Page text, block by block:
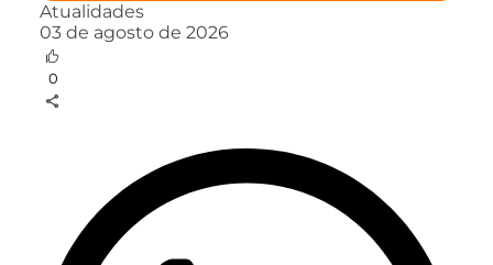
Atualidades
03 de agosto de 2026
0